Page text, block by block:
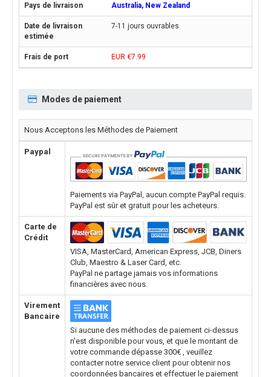
Australia, New Zealand
7-11 jours ouvrables
EUR €7.99
Modes de paiement
Nous Acceptons les Méthodes de Paiement
Paypal
Paiements via PayPal, aucun compte PayPal requis.
PayPal est sûr et gratuit pour les acheteurs.
Carte de
Crédit
VISA, MasterCard, American Express, JCB, Diners
Club, Maestro & Laser Card, etc.
PayPal ne partage jamais vos informations
financières avec nous.
Virement
Bancaire
Si aucune des méthodes de paiement ci-dessus
n'est disponible pour vous, et que le montant de
votre commande dépasse 300€ , veuillez
contacter notre service client pour obtenir nos
coordonnées bancaires et effectuer le paiement